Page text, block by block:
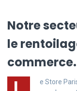
Notre
le
commerce.
e Store